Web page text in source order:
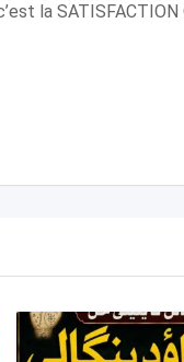
la SATISFACTION